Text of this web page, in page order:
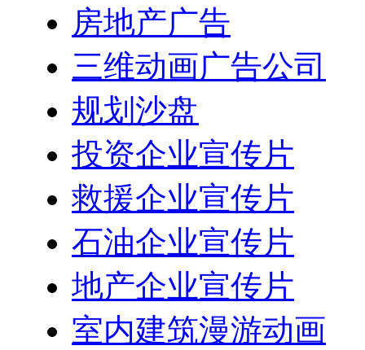
房地产广告
三维动画广告公司
规划沙盘
投资企业宣传片
救援企业宣传片
石油企业宣传片
地产企业宣传片
室内建筑漫游动画